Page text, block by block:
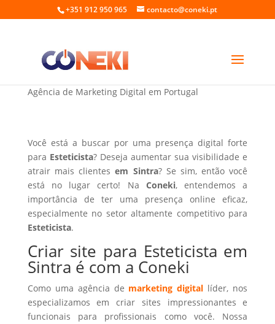
+351 912 950 965 contacto@coneki.pt
Criar site para Esteticista em Sintra
Agência de Marketing Digital em Portugal
Você está a buscar por uma presença digital forte
para Esteticista? Deseja aumentar sua visibilidade e
atrair mais clientesem Sintra? Se sim, então você
está no lugar certo! Na Coneki, entendemos a
importância de ter uma presença online eficaz,
especialmente no setor altamente competitivo para
Esteticista.
Criar site para Esteticista em
Sintra é com a Coneki
Como uma agência de marketing digital líder, nos
especializamos em criar sites impressionantes e
funcionais para profissionais como você. Nossa